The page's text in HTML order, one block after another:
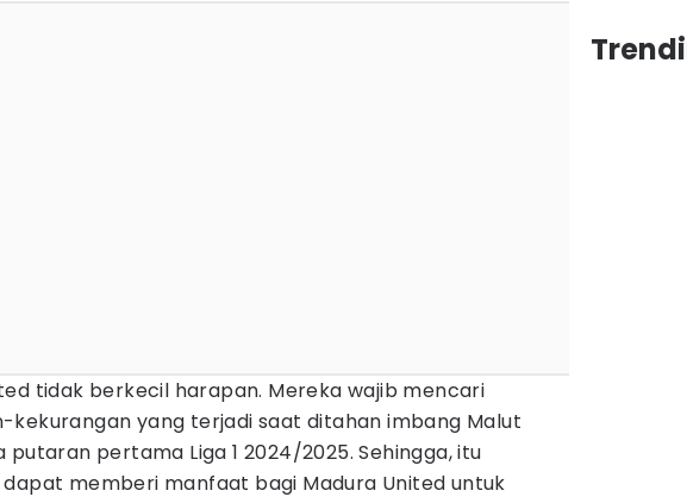
tidak berkecil harapan. Mereka wajib mencari
kekurangan yang terjadi saat ditahan imbang Malut
putaran pertama Liga 1 2024/2025. Sehingga, itu
memberi manfaat bagi Madura United untuk